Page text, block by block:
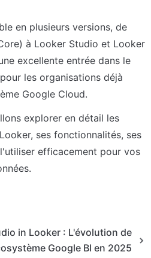
en plusieurs versions, de
à Looker Studio et Looker
excellente entrée dans le
les organisations déjà
Google Cloud.
explorer en détail les
ses fonctionnalités, ses
efficacement pour vos
in Looker : L'évolution de
Google BI en 2025